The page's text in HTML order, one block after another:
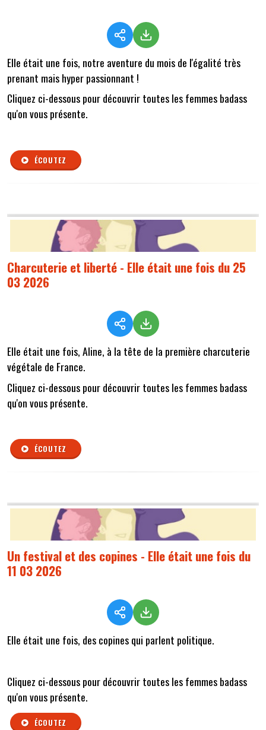
Elle était une fois, notre aventure du mois de l'égalité très
prenant mais hyper passionnant !
Cliquez ci-dessous pour découvrir toutes les femmes badass
qu'on vous présente.
ÉCOUTEZ
Charcuterie et liberté - Elle était une fois du 25
03 2026
Elle était une fois, Aline, à la tête de la première charcuterie
végétale de France.
Cliquez ci-dessous pour découvrir toutes les femmes badass
qu'on vous présente.
ÉCOUTEZ
Un festival et des copines - Elle était une fois du
11 03 2026
Elle était une fois, des copines qui parlent politique.
Cliquez ci-dessous pour découvrir toutes les femmes badass
qu'on vous présente.
ÉCOUTEZ